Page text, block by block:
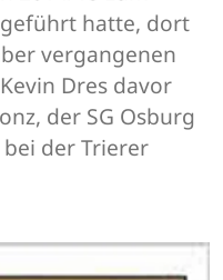
hatte, dort
vergangenen
Dres davor
der SG Osburg
der Trierer